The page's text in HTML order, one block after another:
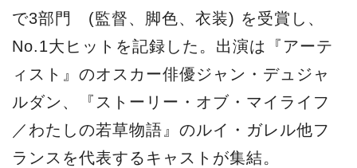
で3部門 (監督、脚色、衣装) を受賞し、
No.1大ヒットを記録した。出演は『アーテ
ィスト』のオスカー俳優ジャン・デュジャ
ルダン、『ストーリー・オブ・マイライフ
／わたしの若草物語』のルイ・ガレル他フ
ランスを代表するキャストが集結。